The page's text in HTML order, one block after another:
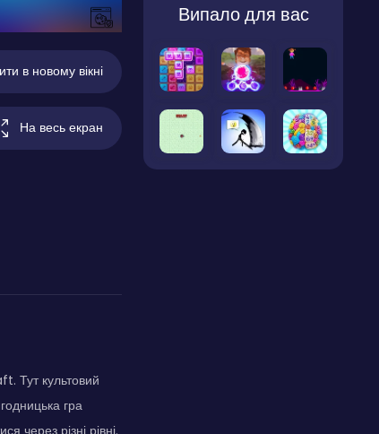
в новому вікні
На весь екран
Тут культовий
гра
через різні рівні.
Випало для вас